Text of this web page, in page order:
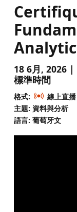
18 6月, 2026 |
標準時間
格式:
線上直播
主題: 資料與分析
語言: 葡萄牙文